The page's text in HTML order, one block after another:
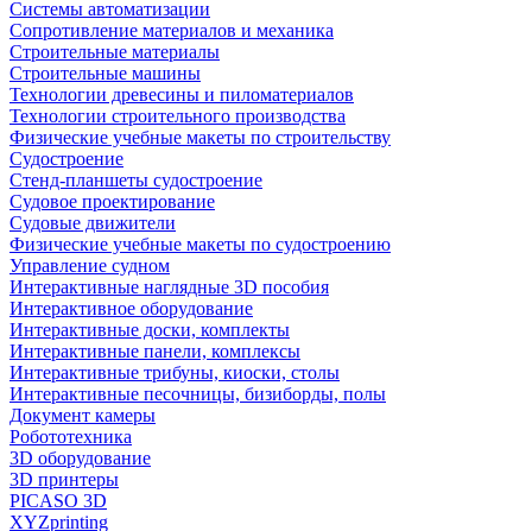
Системы автоматизации
Сопротивление материалов и механика
Строительные материалы
Строительные машины
Технологии древесины и пиломатериалов
Технологии строительного производства
Физические учебные макеты по строительству
Судостроение
Стенд-планшеты судостроение
Судовое проектирование
Судовые движители
Физические учебные макеты по судостроению
Управление судном
Интерактивные наглядные 3D пособия
Интерактивное оборудование
Интерактивные доски, комплекты
Интерактивные панели, комплексы
Интерактивные трибуны, киоски, столы
Интерактивные песочницы, бизиборды, полы
Документ камеры
Робототехника
3D оборудование
3D принтеры
PICASO 3D
XYZprinting